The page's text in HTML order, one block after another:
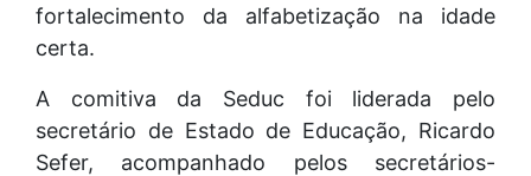
fortalecimento da alfabetização na idade
certa.
A comitiva da Seduc foi liderada pelo
secretário de Estado de Educação, Ricardo
Sefer, acompanhado pelos secretários-